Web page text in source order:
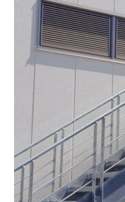
事業案内
製品情報